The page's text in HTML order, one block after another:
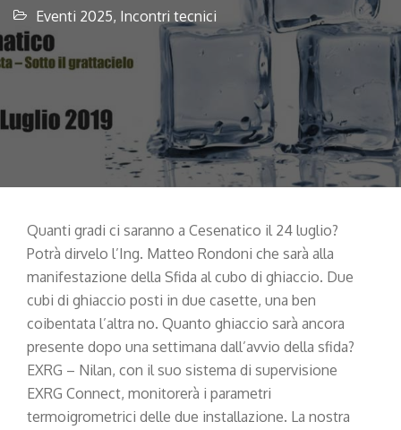
Eventi 2025, Incontri tecnici
Quanti gradi ci saranno a Cesenatico il 24 luglio?
Potrà dirvelo l’Ing. Matteo Rondoni che sarà alla
manifestazione della Sfida al cubo di ghiaccio. Due
cubi di ghiaccio posti in due casette, una ben
coibentata l’altra no. Quanto ghiaccio sarà ancora
presente dopo una settimana dall’avvio della sfida?
EXRG – Nilan, con il suo sistema di supervisione
EXRG Connect, monitorerà i parametri
termoigrometrici delle due installazione. La nostra